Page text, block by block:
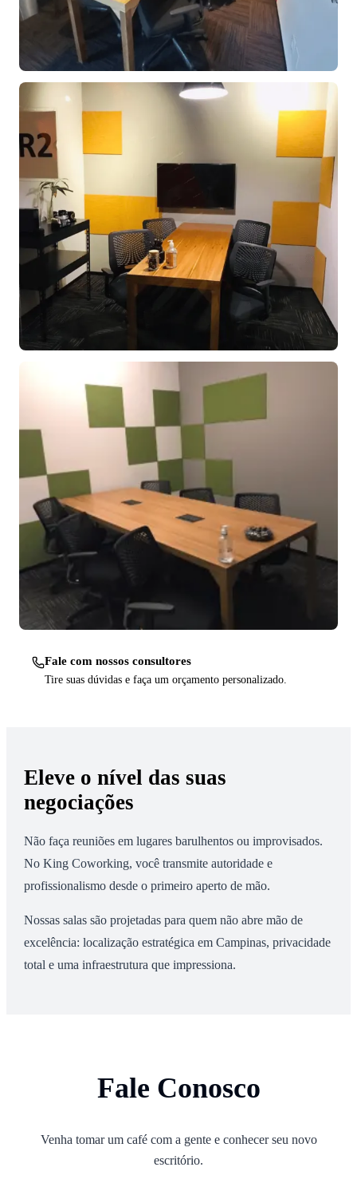
Fale com nossos consultores
Tire suas dúvidas e faça um orçamento personalizado.
Eleve o nível das suas
negociações
Não faça reuniões em lugares barulhentos ou improvisados.
No King Coworking, você transmite autoridade e
profissionalismo desde o primeiro aperto de mão.
Nossas salas são projetadas para quem não abre mão de
excelência: localização estratégica em Campinas, privacidade
total e uma infraestrutura que impressiona.
Fale Conosco
Venha tomar um café com a gente e conhecer seu novo
escritório.